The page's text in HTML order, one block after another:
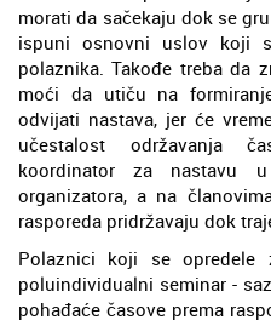
morati da sačekaju dok se
ispuni osnovni uslov koji
polaznika. Takođe treba da
moći da utiču na
odvijati nastava, jer će
učestalost održavanja
koordinator za nastavu u
organizatora, a na
rasporeda pridržavaju dok
Polaznici koji se
poluindividualni seminar -
pohađaće časove prema